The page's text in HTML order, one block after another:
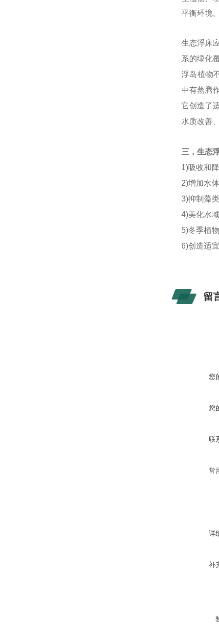
平衡环境
生态浮床
系的绿化
浮岛植物
中有蒸腾
它创造了
水质改善
三，生态
1)吸收和
2)增加水
3)抑制藻
4)美化水
5)冬季植
6)创造适
留
您
您
联
常
详
补